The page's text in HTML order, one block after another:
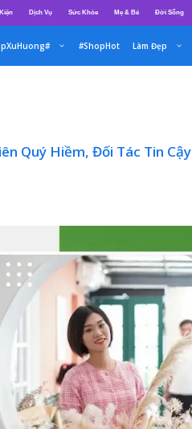
Dịch Vụ Sức Khỏe Mẹ & Bé Đời Sống
#ShopHot Làm Đẹp
Quý Hiềm, Đối Tác Tin Cậy